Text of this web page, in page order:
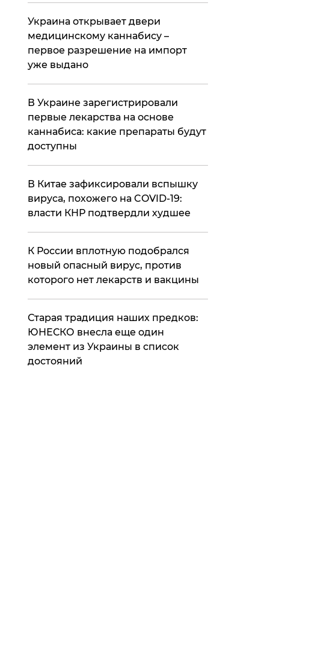
Украина открывает двери
медицинскому каннабису –
первое разрешение на импорт
уже выдано
В Украине зарегистрировали
первые лекарства на основе
каннабиса: какие препараты будут
доступны
В Китае зафиксировали вспышку
вируса, похожего на COVID-19:
власти КНР подтвердли худшее
К России вплотную подобрался
новый опасный вирус, против
которого нет лекарств и вакцины
​Старая традиция наших предков:
ЮНЕСКО внесла еще один
элемент из Украины в список
достояний